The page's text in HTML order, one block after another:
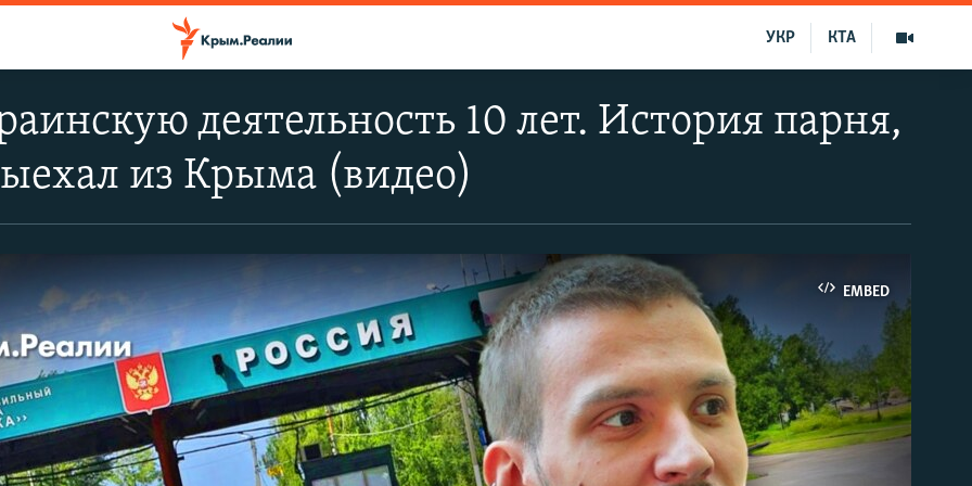
КТА
УКР
деятельность 10 лет. История парня,
из Крыма (видео)
EMBED